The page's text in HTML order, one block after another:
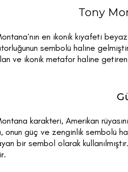
Tony
en ikonik kıyafeti
sembolü haline
ve ikonik metafor haline
karakteri, Amerikan
onun güç ve zenginlik sembolü
bir sembol olarak